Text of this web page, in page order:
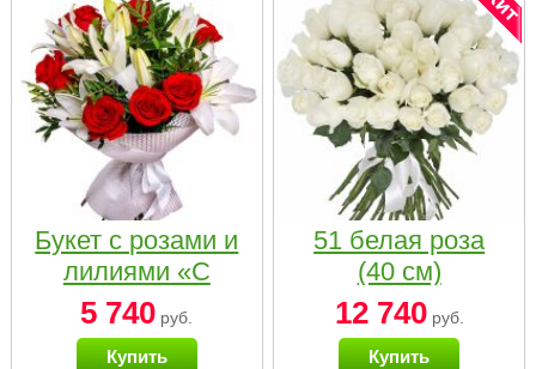
Букет с розами и
лилиями «С
наилучшими
пожеланиями»
5 740 руб.
Купить
51 белая роза
(40 см)
12 740руб.
Купить